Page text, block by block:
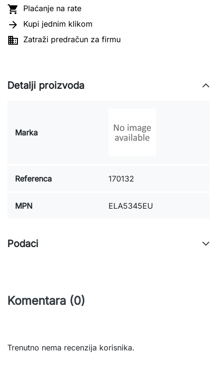
 Plaćanje na rate
 Kupi jednim klikom
 Zatraži predračun za firmu
Detalji proizvoda
Marka
Referenca 170132
MPN ELA5345EU
Podaci
Komentara (0)
Trenutno nema recenzija korisnika.